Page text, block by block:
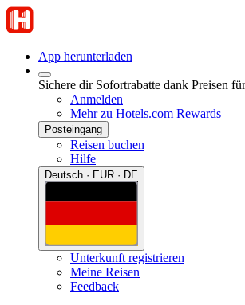
App herunterladen
Sichere dir Sofortrabatte dank Preisen
Anmelden
Mehr zu Hotels.com Rewards
Posteingang
Reisen buchen
Hilfe
Deutsch · EUR · DE
Unterkunft registrieren
Meine Reisen
Feedback